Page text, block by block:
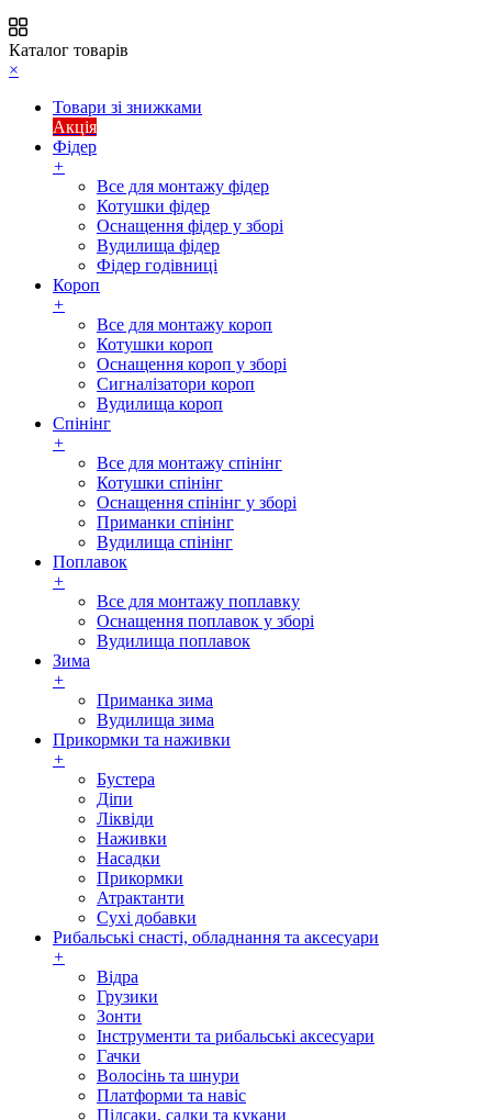
Каталог товарів
×
Товари зі знижками
Акція
Фідер
+
Все для монтажу фідер
Котушки фідер
Оснащення фідер у зборі
Вудилища фідер
Фідер годівниці
Короп
+
Все для монтажу короп
Котушки короп
Оснащення короп у зборі
Сигналізатори короп
Вудилища короп
Спінінг
+
Все для монтажу спінінг
Котушки спінінг
Оснащення спінінг у зборі
Приманки спінінг
Вудилища спінінг
Поплавок
+
Все для монтажу поплавку
Оснащення поплавок у зборі
Вудилища поплавок
Зима
+
Приманка зима
Вудилища зима
Прикормки та наживки
+
Бустера
Діпи
Ліквіди
Наживки
Насадки
Прикормки
Атрактанти
Сухі добавки
Рибальські снасті, обладнання та аксесуари
+
Відра
Грузики
Зонти
Інструменти та рибальські аксесуари
Гачки
Волосінь та шнури
Платформи та навіс
Підсаки, садки та кукани